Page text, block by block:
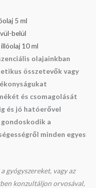
5 ml
belül
10 ml
olajainkban
összetevők vagy
és csomagolását
és jó hatóerővel
a
minden egyes
gyógyszereket, vagy az
konzultáljon orvosával,